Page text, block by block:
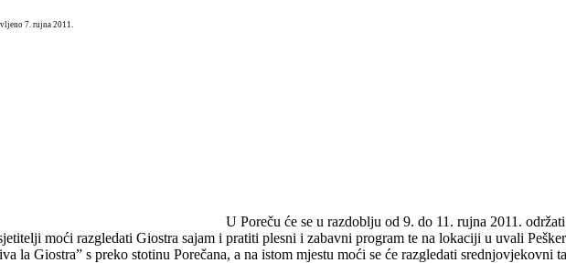
7. rujna 2011.
U Poreču će se u razdoblju od 9. do 11. rujna 2011.
moći razgledati Giostra sajam i pratiti plesni i zabavni program te na lokaciji u uvali
la Giostra” s preko stotinu Porečana, a na istom mjestu moći se će razgledati srednjovjekovni